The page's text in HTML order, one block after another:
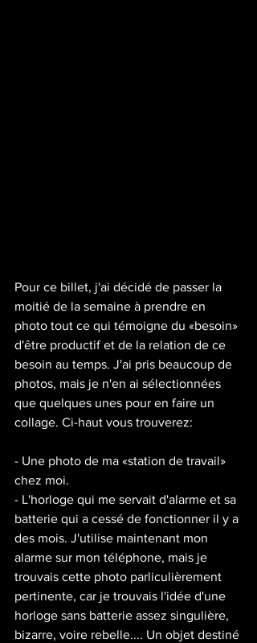
Pour ce billet, j'ai décidé de passer la
moitié de la semaine à prendre en
photo tout ce qui témoigne du «besoin»
d'être productif et de la relation de ce
besoin au temps. J'ai pris beaucoup de
photos, mais je n'en ai sélectionnées
que quelques unes pour en faire un
collage. Ci-haut vous trouverez:
- Une photo de ma «station de travail»
chez moi.
- L'horloge qui me servait d'alarme et sa
batterie qui a cessé de fonctionner il y a
des mois. J'utilise maintenant mon
alarme sur mon téléphone, mais je
trouvais cette photo parliculièrement
pertinente, car je trouvais l'idée d'une
horloge sans batterie assez singulière,
bizarre, voire rebelle.... Un objet destiné